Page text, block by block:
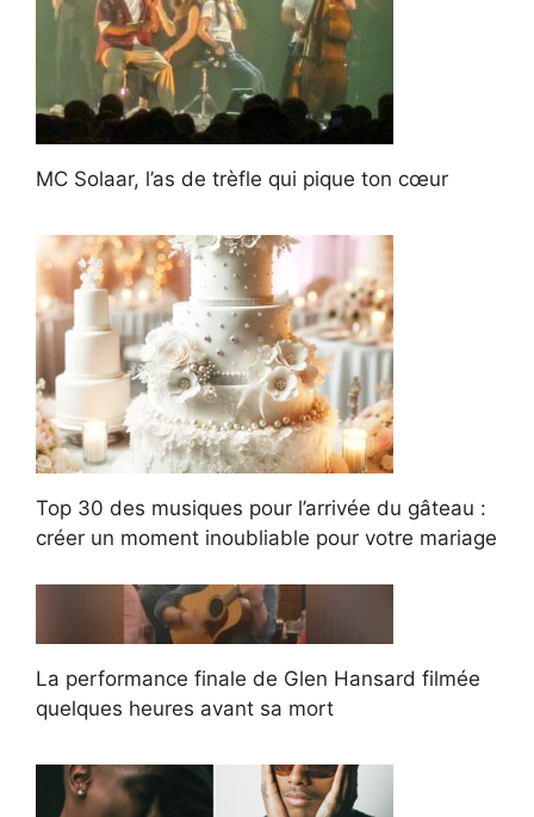
MC Solaar, l’as de trèfle qui pique ton cœur
Top 30 des musiques pour l’arrivée du gâteau :
créer un moment inoubliable pour votre mariage
La performance finale de Glen Hansard filmée
quelques heures avant sa mort